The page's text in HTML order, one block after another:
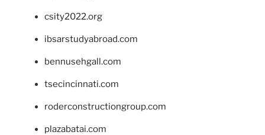
csity2022.org
ibsarstudyabroad.com
bennusehgall.com
tsecincinnati.com
roderconstructiongroup.com
plazabatai.com